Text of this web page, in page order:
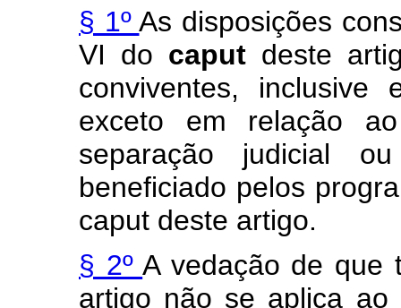
§ 1ºAs disposições
VI do caput deste
conviventes,
exceto em relação
separação judicial
beneficiado pelos
caput deste artigo.
§ 2ºA vedação de
artigo não se aplica ao